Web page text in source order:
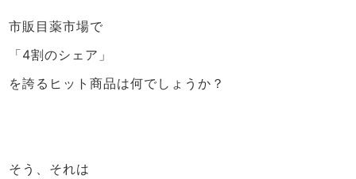
市販目薬市場で
「4割のシェア」
を誇るヒット商品は何でしょうか？
そう、それは